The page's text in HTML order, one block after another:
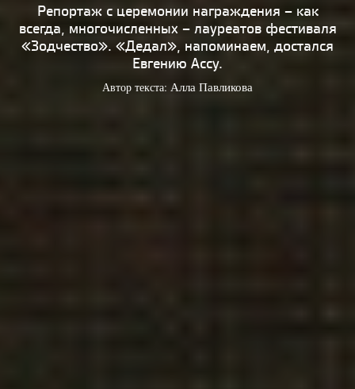
Дизайн
Иностранцы в России
Интерьер
Книги
Наследие Образование
Урбанистика
Репортаж с церемонии награждения – как
всегда, многочисленных – лауреатов фестиваля
«Зодчество». «Дедал», напоминаем, достался
Евгению Ассу.
Автор текста: Алла Павликова